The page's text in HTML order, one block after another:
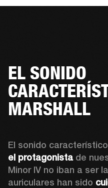
EL SONIDO
MARSHALL
El sonido
el protagonista de
Minor IV no iban a ser
auriculares han sido